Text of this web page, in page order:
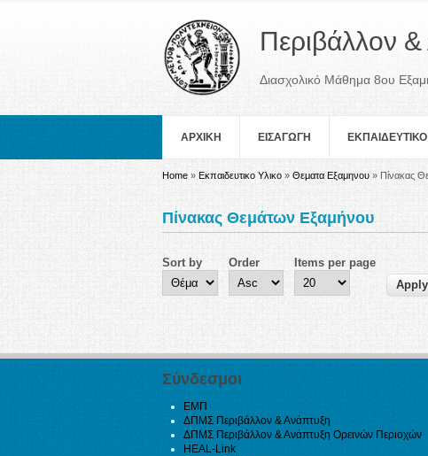
Περιβάλλον
Διασχολικό Μάθημα 8ου
ΑΡΧΙΚΗ ΕΙΣΑΓΩΓΗ
You are here
Home » Εκπαιδευτικο Υλικο » Θεματα Εξαμηνου » Πίνακας
Πίνακας Θεμάτων Εξαμήνου
Sort by Order Items per page
Σύνδεσμοι
ΕΜΠ
ΔΠΜΣ Περιβάλλον & Ανάπτυξη
ΔΠΜΣ Περιβάλλον & Ανάπτυξη Ορεινών Περιοχών
HEAL-Link